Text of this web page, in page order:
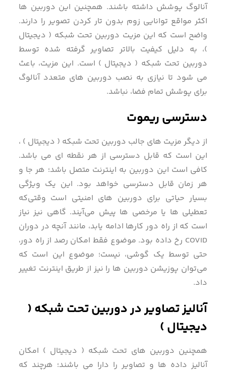
آنالوگ پوشش داشته باشند. همچنین این دوربین ها
اکثر مواقع توانایی زوم بدون تار کردن تصویر را دارند.
واضح است که این مزیت دوربین تحت شبکه ( دیجیتال
)، به دلیل کیفیت بالاتر تصاویر گرفته شده توسط
دوربین تحت شبکه ( دیجیتال ) است. این مزیت، باعث
می شود تا نیازی به نصب دوربین های متعدد آنالوگ
برای پوشش تمام فضا، نباشد.
دسترسی ریموت
از دیگر مزیت های جالب دوربین تحت شبکه ( دیجیتال ) ،
این است که قابل‌ دسترسی از هر نقطه ای می باشد.
کافی است این دوربین به اینترنت متصل باشد؛ هر جا و
هر زمان قابل دسترسی خواهد بود. این یک ویژگی
بسیار حیاتی برای دوربین های امنیتی است وقتی‌که
تعطیلی ها یا مرخصی ها پیش می‌آیند. گاهی نیز نیاز
است که از راه دور کارها ادامه یابد، مانند آنچه در دوران
COVID رخ داده بود. موضوع فقط امکان رصد از راه دور،
حتی توسط یک گوشی، نیست؛ موضوع این است که
می‌توان پوزیشن دوربین ها را نیز از طریق اینترنت تغییر
داد.
آنالیز تصاویر در دوربین تحت شبکه (
دیجیتال )
همچنین دوربین های تحت شبکه ( دیجیتال ) امکان
آنالیز داده ها و تصاویر را دارا می باشند؛ هرچند که